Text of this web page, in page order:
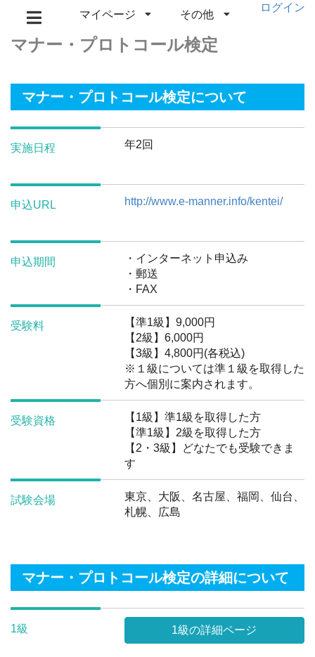
マイページ その他
ログイン
マナー・プロトコール検定
マナー・プロトコール検定について
実施日程 年2回
申込URL http://www.e-manner.info/kentei/
申込期間
・インターネット申込み
・郵送
・FAX
受験料
【準1級】9,000円
【2級】6,000円
【3級】4,800円(各税込)
※１級については準１級を取得した
方へ個別に案内されます。
受験資格
【1級】準1級を取得した方
【準1級】2級を取得した方
【2・3級】どなたでも受験できま
す
試験会場
東京、大阪、名古屋、福岡、仙台、
札幌、広島
マナー・プロトコール検定の詳細について
1級 1級の詳細ページ